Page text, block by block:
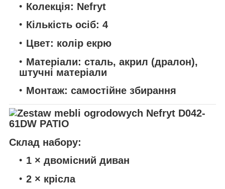
Колекція: Nefryt
Кількість осіб: 4
Цвет: колір екрю
Матеріали: сталь, акрил (дралон),
штучні матеріали
Монтаж: самостійне збирання
Склад набору:
1 × двомісний диван
2 × крісла